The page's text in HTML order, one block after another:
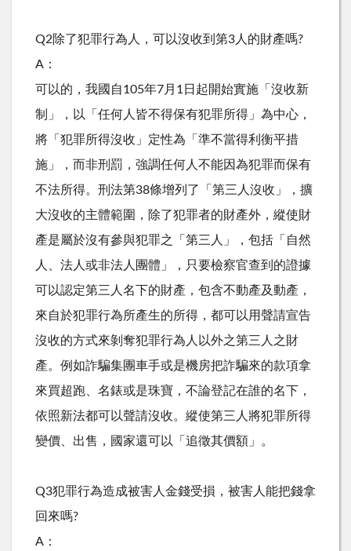
Q2除了犯罪行為人，可以沒收到第3人的財產嗎?
A：
可以的，我國自105年7月1日起開始實施「沒收新
制」，以「任何人皆不得保有犯罪所得」為中心，
將「犯罪所得沒收」定性為「準不當得利衡平措
施」，而非刑罰，強調任何人不能因為犯罪而保有
不法所得。刑法第38條增列了「第三人沒收」，擴
大沒收的主體範圍，除了犯罪者的財產外，縱使財
產是屬於沒有參與犯罪之「第三人」，包括「自然
人、法人或非法人團體」，只要檢察官查到的證據
可以認定第三人名下的財產，包含不動產及動產，
來自於犯罪行為所產生的所得，都可以用聲請宣告
沒收的方式來剝奪犯罪行為人以外之第三人之財
產。例如詐騙集團車手或是機房把詐騙來的款項拿
來買超跑、名錶或是珠寶，不論登記在誰的名下，
依照新法都可以聲請沒收。縱使第三人將犯罪所得
變價、出售，國家還可以「追徵其價額」。
Q3犯罪行為造成被害人金錢受損，被害人能把錢拿
回來嗎?
A：